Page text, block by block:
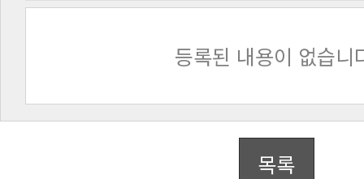
등록된 내용이 없습니
목록